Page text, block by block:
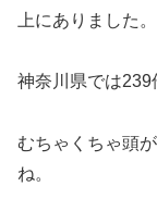
上にありました。
神奈川県では239
むちゃくちゃ頭
ね。